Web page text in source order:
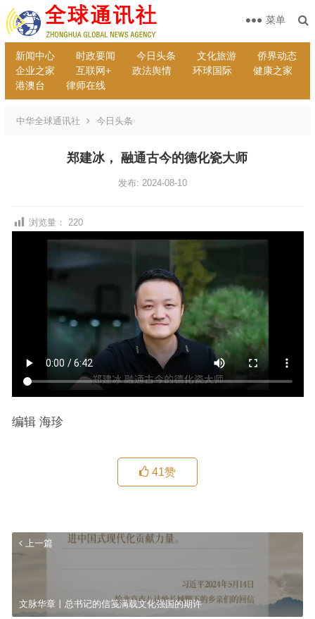
新闻中心 时政要闻 今日头条 文化旅游
侨界动态
企业之家
互联网+ 政法舆情 环球国际
健康之家
港澳台
律师在线
菜单
中华全球通讯社 今日头条
郑建冰， 融通古今的德化瓷大师
发布: 2024-08-10
浏览量： 220
编辑 海珍
41赞
上一篇
文脉华章丨总书记的信笺满载文化强国的期许